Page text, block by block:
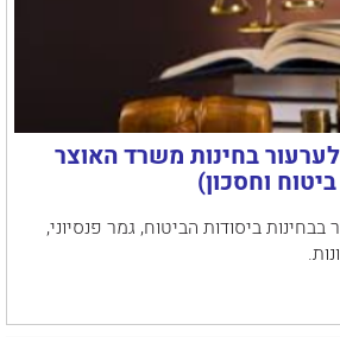
בחינות משרד האוצר
וחסכון)
בבחינות ביסודות הביטוח, גמר פנסיוני,